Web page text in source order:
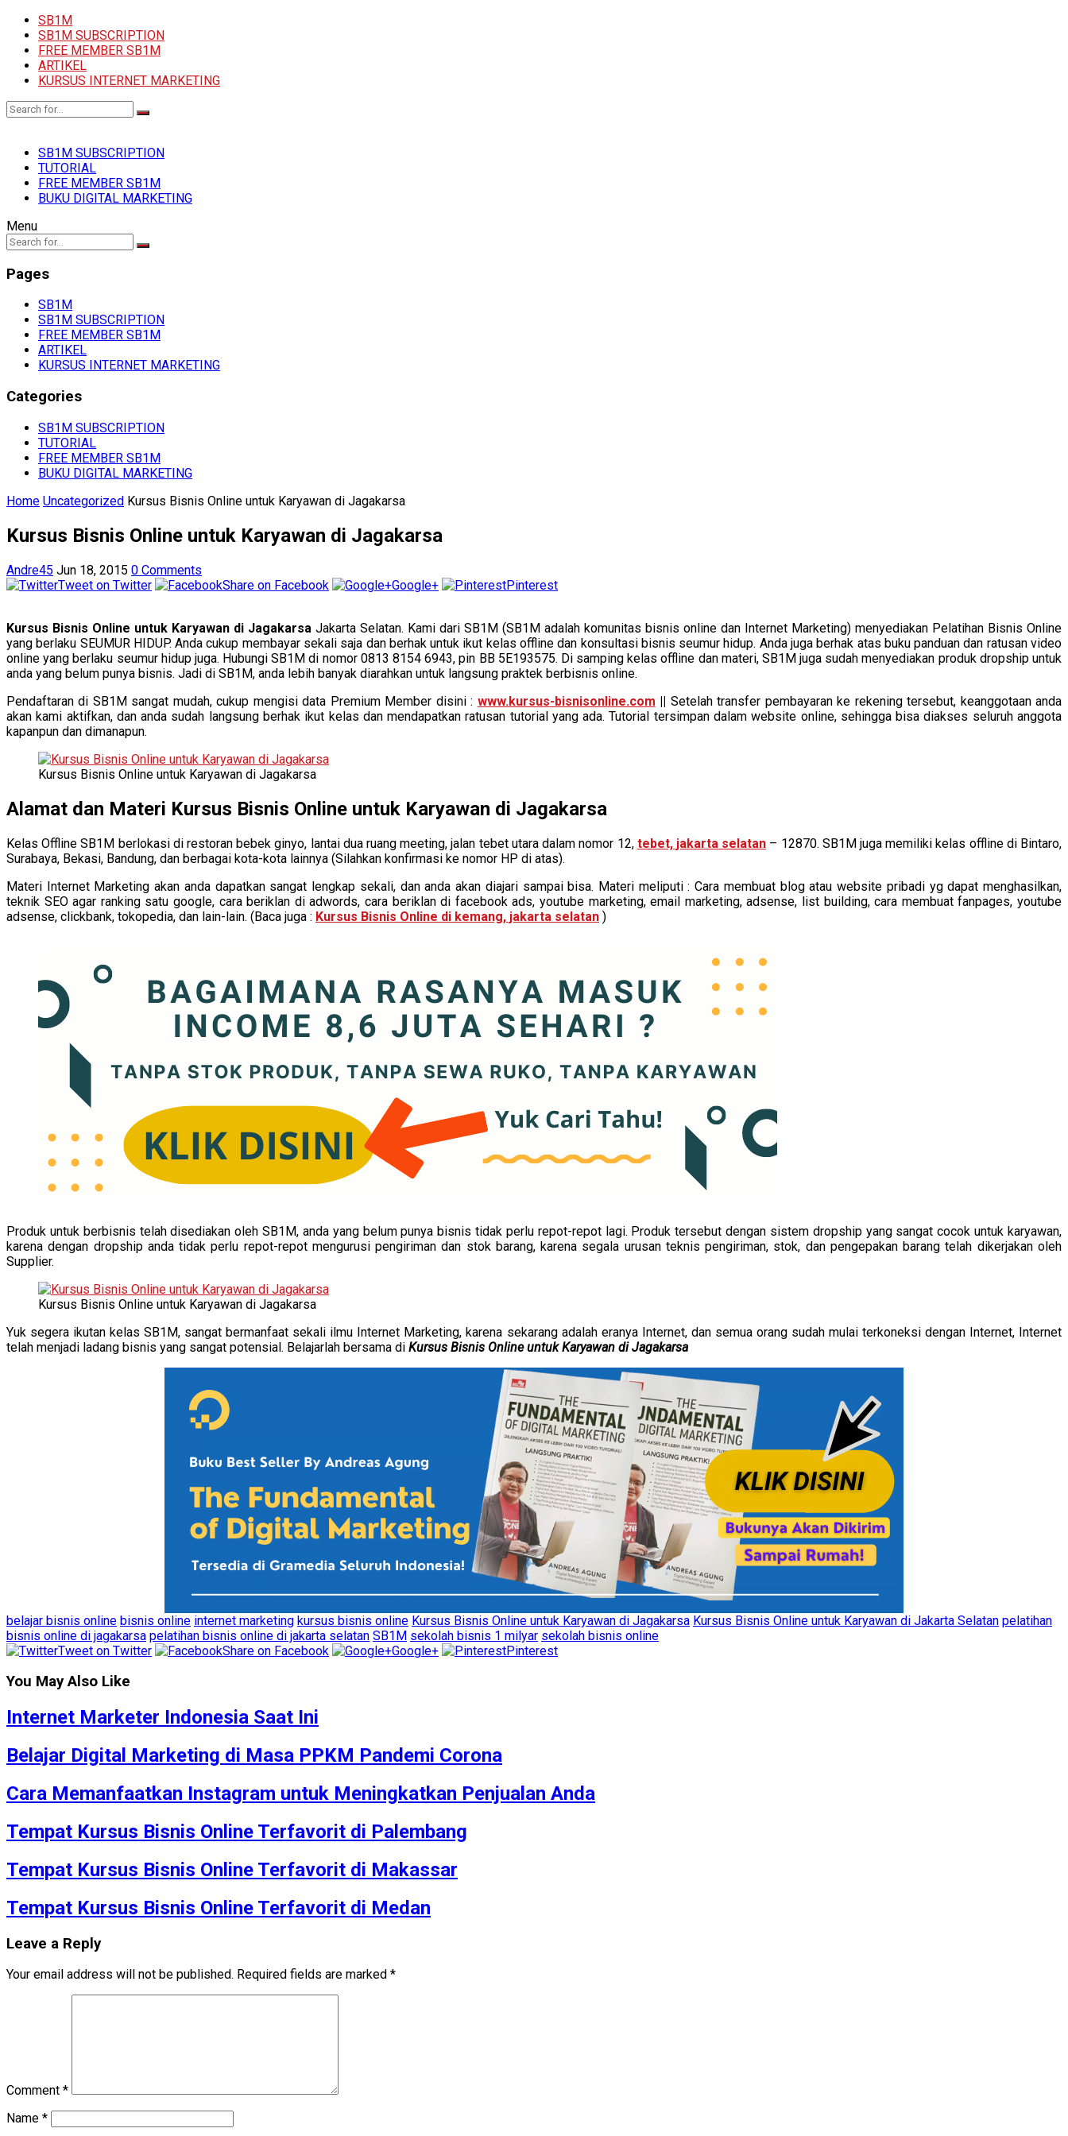
SB1M
SB1M SUBSCRIPTION
FREE MEMBER SB1M
ARTIKEL
KURSUS INTERNET MARKETING
SB1M SUBSCRIPTION
TUTORIAL
FREE MEMBER SB1M
BUKU DIGITAL MARKETING
Menu
Pages
SB1M
SB1M SUBSCRIPTION
FREE MEMBER SB1M
ARTIKEL
KURSUS INTERNET MARKETING
Categories
SB1M SUBSCRIPTION
TUTORIAL
FREE MEMBER SB1M
BUKU DIGITAL MARKETING
Home Uncategorized Kursus Bisnis Online untuk Karyawan di Jagakarsa
Kursus Bisnis Online untuk Karyawan di Jagakarsa
Andre45 Jun 18, 2015 0 Comments
Tweet on Twitter
Share on Facebook Google+ Pinterest
Kursus Bisnis Online untuk Karyawan di Jagakarsa Jakarta Selatan. Kami dari SB1M (SB1M adalah komunitas bisnis online dan Internet Marketing) menyediakan Pelatihan Bisnis Online
yang berlaku SEUMUR HIDUP. Anda cukup membayar sekali saja dan berhak untuk ikut kelas offline dan konsultasi bisnis seumur hidup. Anda juga berhak atas buku panduan dan ratusan video
online yang berlaku seumur hidup juga. Hubungi SB1M di nomor 0813 8154 6943, pin BB 5E193575. Di samping kelas offline dan materi, SB1M juga sudah menyediakan produk dropship untuk
anda yang belum punya bisnis. Jadi di SB1M, anda lebih banyak diarahkan untuk langsung praktek berbisnis online.
Pendaftaran di SB1M sangat mudah, cukup mengisi data Premium Member disini : www.kursus-bisnisonline.com || Setelah transfer pembayaran ke rekening tersebut, keanggotaan anda
akan kami aktifkan, dan anda sudah langsung berhak ikut kelas dan mendapatkan ratusan tutorial yang ada. Tutorial tersimpan dalam website online, sehingga bisa diakses seluruh anggota
kapanpun dan dimanapun.
Kursus Bisnis Online untuk Karyawan di Jagakarsa
Alamat dan Materi Kursus Bisnis Online untuk Karyawan di Jagakarsa
Kelas Offline SB1M berlokasi di restoran bebek ginyo, lantai dua ruang meeting, jalan tebet utara dalam nomor 12, tebet, jakarta selatan – 12870. SB1M juga memiliki kelas offline di Bintaro,
Surabaya, Bekasi, Bandung, dan berbagai kota-kota lainnya (Silahkan konfirmasi ke nomor HP di atas).
Materi Internet Marketing akan anda dapatkan sangat lengkap sekali, dan anda akan diajari sampai bisa. Materi meliputi : Cara membuat blog atau website pribadi yg dapat menghasilkan,
teknik SEO agar ranking satu google, cara beriklan di adwords, cara beriklan di facebook ads, youtube marketing, email marketing, adsense, list building, cara membuat fanpages, youtube
adsense, clickbank, tokopedia, dan lain-lain. (Baca juga : Kursus Bisnis Online di kemang, jakarta selatan )
Produk untuk berbisnis telah disediakan oleh SB1M, anda yang belum punya bisnis tidak perlu repot-repot lagi. Produk tersebut dengan sistem dropship yang sangat cocok untuk karyawan,
karena dengan dropship anda tidak perlu repot-repot mengurusi pengiriman dan stok barang, karena segala urusan teknis pengiriman, stok, dan pengepakan barang telah dikerjakan oleh
Supplier.
Kursus Bisnis Online untuk Karyawan di Jagakarsa
Yuk segera ikutan kelas SB1M, sangat bermanfaat sekali ilmu Internet Marketing, karena sekarang adalah eranya Internet, dan semua orang sudah mulai terkoneksi dengan Internet, Internet
telah menjadi ladang bisnis yang sangat potensial. Belajarlah bersama di Kursus Bisnis Online untuk Karyawan di Jagakarsa
belajar bisnis online bisnis online internet marketing kursus bisnis online Kursus Bisnis Online untuk Karyawan di Jagakarsa Kursus Bisnis Online untuk Karyawan di Jakarta Selatan pelatihan
bisnis online di jagakarsa pelatihan bisnis online di jakarta selatan SB1M sekolah bisnis 1 milyar sekolah bisnis online
Tweet on Twitter
Share on Facebook Google+ Pinterest
You May Also Like
Internet Marketer Indonesia Saat Ini
Belajar Digital Marketing di Masa PPKM Pandemi Corona
Cara Memanfaatkan Instagram untuk Meningkatkan Penjualan Anda
Tempat Kursus Bisnis Online Terfavorit di Palembang
Tempat Kursus Bisnis Online Terfavorit di Makassar
Tempat Kursus Bisnis Online Terfavorit di Medan
Leave a Reply
Your email address will not be published. Required fields are marked *
Comment *
Name *